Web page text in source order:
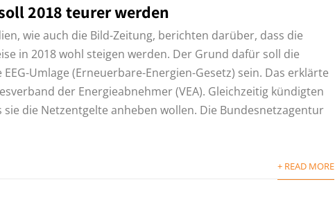
2018 teurer werden
wie auch die Bild-Zeitung, berichten darüber, dass die
in 2018 wohl steigen werden. Der Grund dafür soll die
EEG-Umlage (Erneuerbare-Energien-Gesetz) sein. Das erklärte
der Energieabnehmer (VEA). Gleichzeitig kündigten
die Netzentgelte anheben wollen. Die Bundesnetzagentur
+ READ MORE